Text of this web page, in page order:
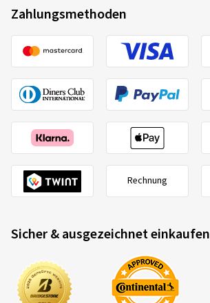
Zahlungsmethoden
Rechnung
Sicher & ausgezeichnet einkaufen